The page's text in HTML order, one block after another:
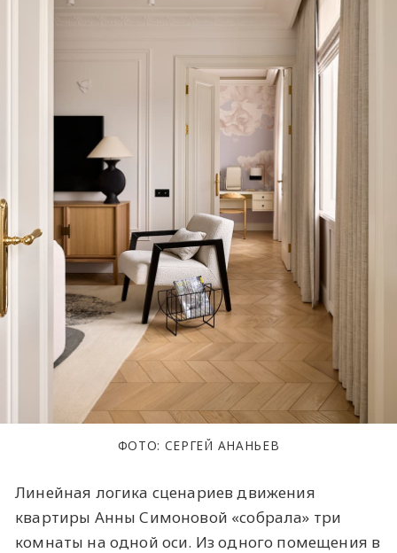
ФОТО: СЕРГЕЙ АНАНЬЕВ
Линейная логика сценариев движения
квартиры Анны Симоновой «собрала» три
комнаты на одной оси. Из одного помещения в